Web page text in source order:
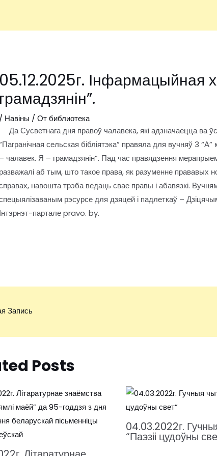
05.12.2025г. Інфармацыйная
грамадзянін”.
/ Навіны / Отбиблиотека
Да Сусветнага дня правоў чалавека, які адзначаецца ва
сельская бібліятэка” правяла для вучняў 3
– чалавек. Я – грамадзянін”. Пад час правядзення
разважалі аб тым, што такое права, як разуменне прававых
навошта трэба ведаць свае правы і абавязкі.
рэсурсе для дзяцей і падлеткаў –
Інтэрнэт-партале pravo. by.
Запись
Posts
04.03.2022г.
“Паэзіі цудоўны